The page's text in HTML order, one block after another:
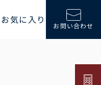
お気に入り お問い合わせ